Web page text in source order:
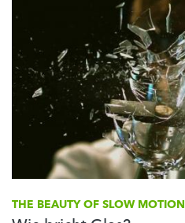
THE BEAUTY OF SLOW MOTION